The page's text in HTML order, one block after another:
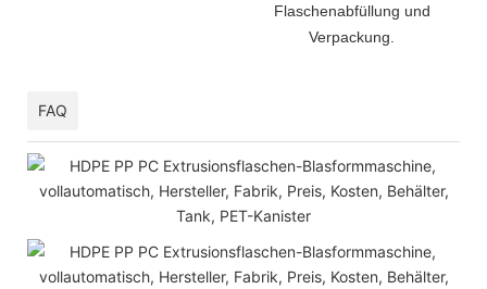
Flaschenabfüllung und
Verpackung.
FAQ